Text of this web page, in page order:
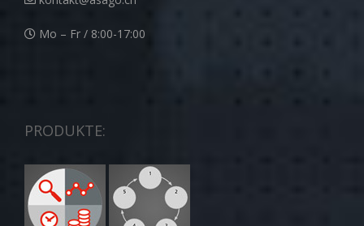
Mo – Fr / 8:00-17:00
PRODUKTE: